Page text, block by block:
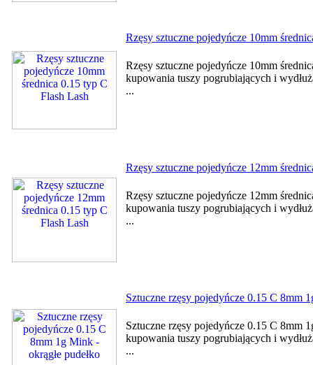
Rzęsy sztuczne pojedyńcze 10mm
Rzęsy sztuczne pojedyńcze 10mm
kupowania tuszy pogrubiających i
...
Rzęsy sztuczne pojedyńcze 12mm
Rzęsy sztuczne pojedyńcze 12mm
kupowania tuszy pogrubiających i
...
Sztuczne rzęsy pojedyńcze 0.15 C 8mm
Sztuczne rzęsy pojedyńcze 0.15 C 8mm
kupowania tuszy pogrubiających i
...